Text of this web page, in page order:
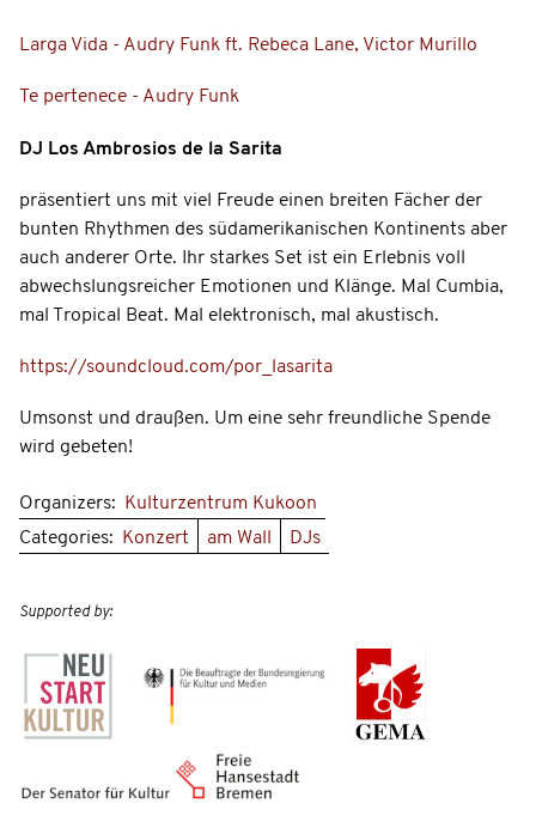
Larga Vida - Audry Funk ft. Rebeca Lane, Victor Murillo
Te pertenece - Audry Funk
DJ Los Ambrosios de la Sarita
präsentiert uns mit viel Freude einen breiten Fächer der
bunten Rhythmen des südamerikanischen Kontinents aber
auch anderer Orte. Ihr starkes Set ist ein Erlebnis voll
abwechslungsreicher Emotionen und Klänge. Mal Cumbia,
mal Tropical Beat. Mal elektronisch, mal akustisch.
https://soundcloud.com/por_lasarita
Umsonst und draußen. Um eine sehr freundliche Spende
wird gebeten!
Organizers: Kulturzentrum Kukoon
Categories: Konzert am Wall DJs
Supported by: